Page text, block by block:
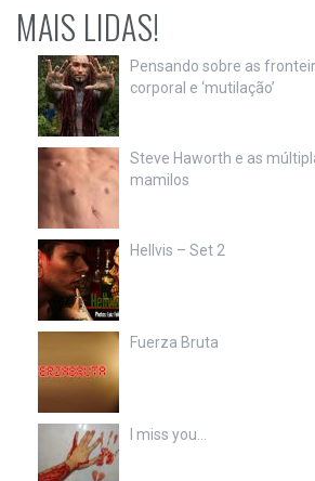
MAIS LIDAS!
Pensando sobre as
corporal e ‘mutilação’
Steve Haworth e as
mamilos
Hellvis – Set 2
Fuerza Bruta
I miss you…